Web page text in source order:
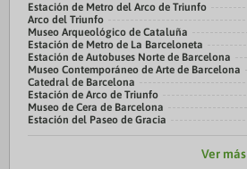
Estación de Metro del Arco de Triunfo
Arco del Triunfo
Museo Arqueológico de Cataluña
Estación de Metro de La Barceloneta
Estación de Autobuses Norte de Barcelona
Museo Contemporáneo de Arte de Barcelona
Catedral de Barcelona
Estación de Arco de Triunfo
Museo de Cera de Barcelona
Estación del Paseo de Gracia
Ver